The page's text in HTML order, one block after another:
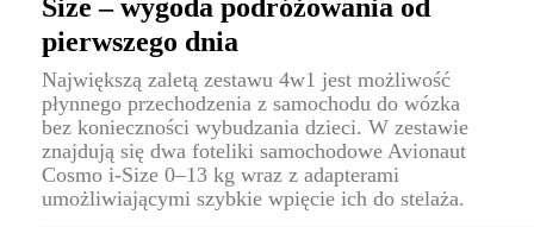
Size – wygoda podróżowania od
pierwszego dnia
Największą zaletą zestawu 4w1 jest możliwość
płynnego przechodzenia z samochodu do wózka
bez konieczności wybudzania dzieci. W zestawie
znajdują się dwa foteliki samochodowe Avionaut
Cosmo i-Size 0–13 kg wraz z adapterami
umożliwiającymi szybkie wpięcie ich do stelaża.